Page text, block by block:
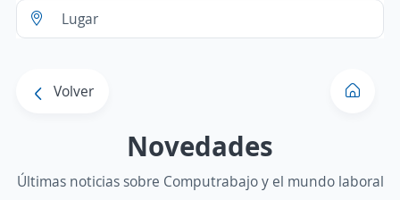
Volver
Novedades
Últimas noticias sobre Computrabajo y el mundo laboral